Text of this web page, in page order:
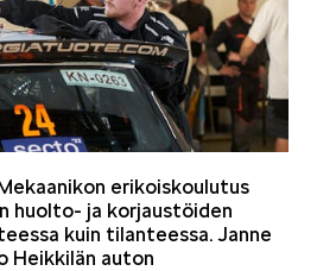
erikoiskoulutus
huolto- ja korjaustöiden
kuin tilanteessa. Janne
Heikkilän auton